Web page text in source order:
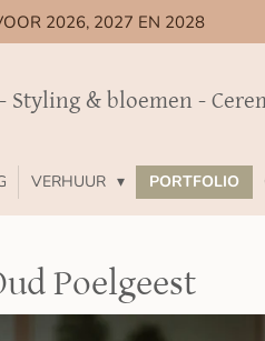
2026, 2027 EN 2028
Styling & bloemen -
VERHUUR PORTFOLIO
Poelgeest